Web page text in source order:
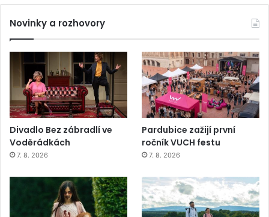
Novinky a rozhovory
Divadlo Bez zábradlí ve
Voděrádkách
7. 8. 2026
Pardubice zažijí první
ročník VUCH festu
7. 8. 2026